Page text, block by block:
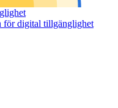
för digital tillgänglighet